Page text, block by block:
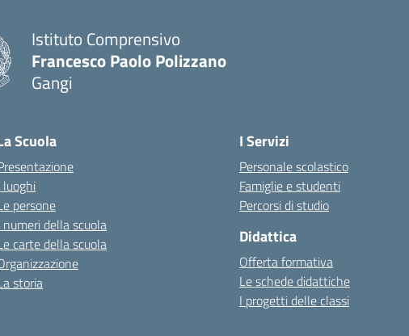
Istituto Comprensivo
Francesco Paolo Polizzano
Gangi
Scuola
luoghi
persone
numeri della scuola
carte della scuola
storia
I Servizi
Personale scolastico
Famiglie e studenti
Percorsi di studio
Didattica
Offerta formativa
Le schede didattiche
I progetti delle classi